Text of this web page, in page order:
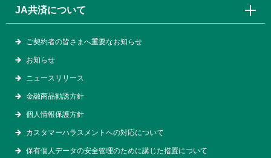
JA共済について
ご契約者の皆さまへ重要なお知らせ
お知らせ
ニュースリリース
金融商品勧誘方針
個人情報保護方針
カスタマーハラスメントへの対応について
保有個人データの安全管理のために講じた措置について